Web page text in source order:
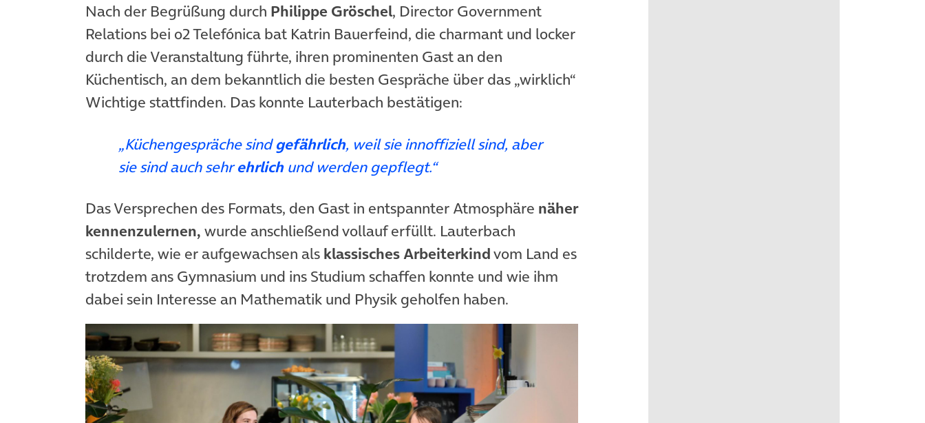
Nach der Begrüßung durch Philippe Gröschel, Director Government
Relations bei o2 Telefónica bat Katrin Bauerfeind, die charmant und locker
durch die Veranstaltung führte, ihren prominenten Gast an den
Küchentisch, an dem bekanntlich die besten Gespräche über das „wirklich“
Wichtige stattfinden. Das konnte Lauterbach bestätigen:
„Küchengespräche sindgefährlich, weil sie innoffiziell sind, aber
sie sind auch sehrehrlichund werden gepflegt.“
Das Versprechen des Formats, den Gast in entspannter Atmosphäre näher
kennenzulernen, wurde anschließend vollauf erfüllt. Lauterbach
schilderte, wie er aufgewachsen als klassisches Arbeiterkindvom Land es
trotzdem ans Gymnasium und ins Studium schaffen konnte und wie ihm
dabei sein Interesse an Mathematik und Physik geholfen haben.